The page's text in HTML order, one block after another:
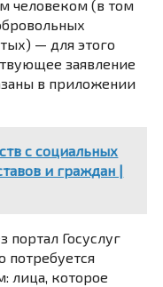
человеком (в том
— для этого
заявление
в приложении
с социальных
и граждан |
Госуслуг
потребуется
лица, которое